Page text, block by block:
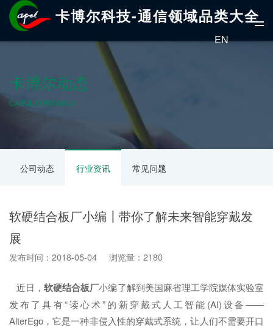
卡博尔科技-通信领域品类大全
EN
卡博尔动态
CABOL DYNAMICS
公司动态 行业资讯 常见问题
软硬结合板厂小编┃带你了解未来智能穿戴发
展
发布时间：2018-05-04 浏览量：2180
近日，软硬结合板厂小编了解到美国麻省理工学院媒体实验室
发布了具有“读心术”的新穿戴式人工智能(AI)设备——
AlterEgo，它是一种非侵入性的穿戴式系统，让人们不需要开口